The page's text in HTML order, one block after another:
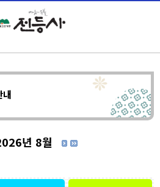
년 8월